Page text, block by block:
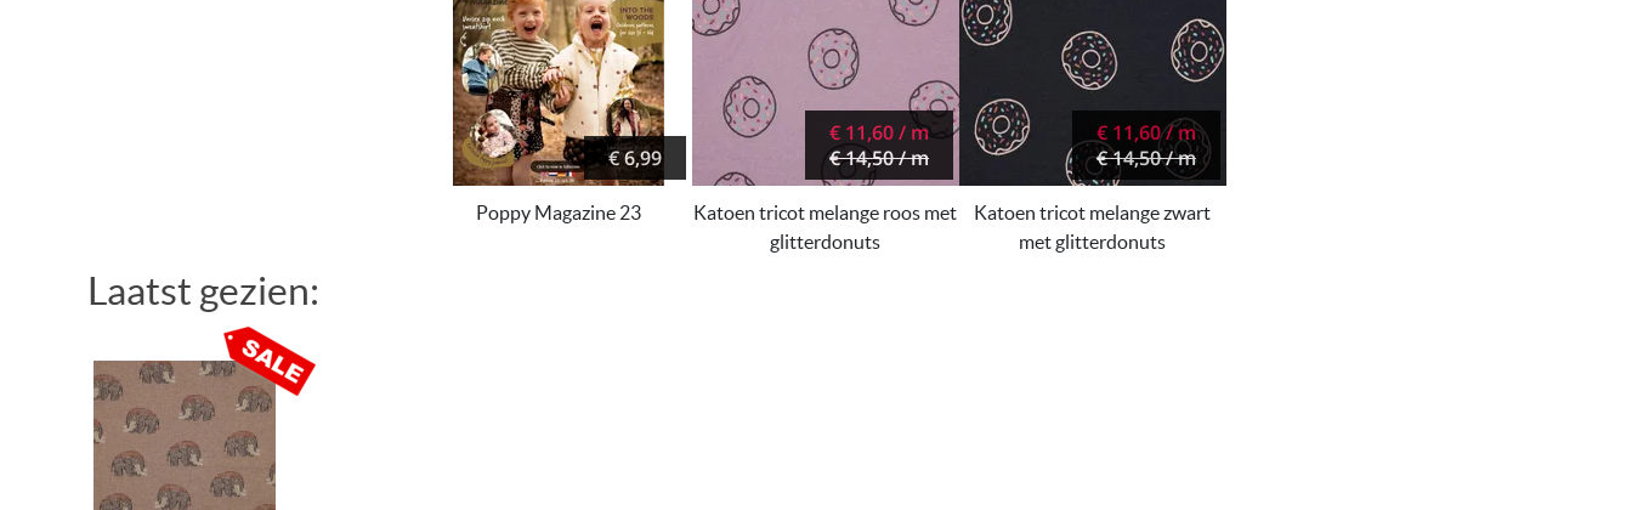
€ 6,99
Poppy Magazine 23
€ 11,60 / m
€ 14,50 / m
Katoen tricot melange roos met
glitterdonuts
€ 11,60 / m
€ 14,50 / m
Katoen tricot melange zwart
met glitterdonuts
Laatst gezien: